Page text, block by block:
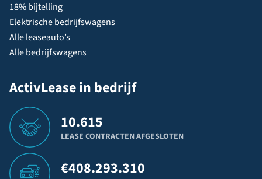
18% bijtelling
Elektrische bedrijfswagens
Alle leaseauto’s
Alle bedrijfswagens
ActivLease in bedrijf
10.615
LEASE CONTRACTEN AFGESLOTEN
€408.293.310